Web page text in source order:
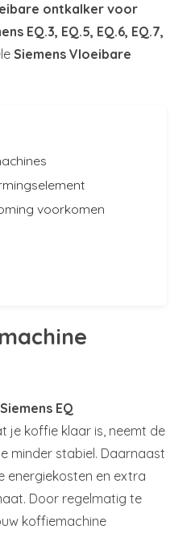
ontkalker voor
EQ.3, EQ.5, EQ.6, EQ.7,
Siemens Vloeibare
voorkomen
Siemens EQ
je koffie klaar is, neemt de
minder stabiel. Daarnaast
energiekosten en extra
Door regelmatig te
koffiemachine